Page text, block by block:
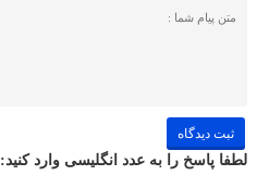
لطفا پاسخ را به عدد انگلیسی وارد کنید: